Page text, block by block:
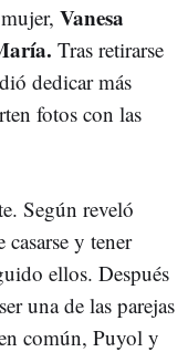
Vanesa
Tras retirarse
dedicar más
fotos con las
Según reveló
y tener
ellos. Después
una de las parejas
común, Puyol y